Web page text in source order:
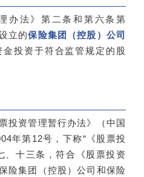
办法》第二条和第六条第
立的保险集团（控股）公司
金投资于符合监管规定的股
投资管理暂行办法》（中国
年第12号，下称“《股票投
、十三条，符合《股票投资
险集团（控股）公司和保险